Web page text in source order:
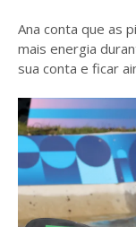
Ana conta que as
mais energia
sua conta e ficar